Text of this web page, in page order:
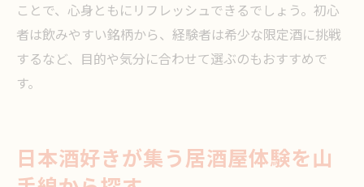
ことで、心身ともにリフレッシュできるでしょう。初心
者は飲みやすい銘柄から、経験者は希少な限定酒に挑戦
するなど、目的や気分に合わせて選ぶのもおすすめで
す。
日本酒好きが集う居酒屋体験を山